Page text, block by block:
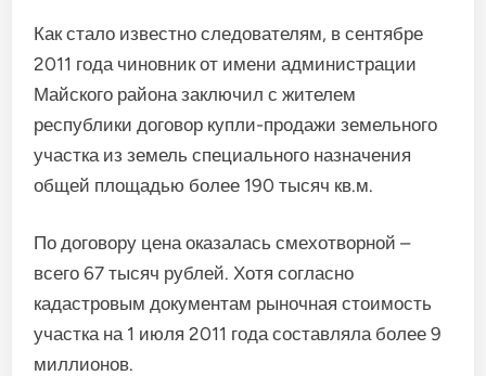
Как стало известно следователям, в сентябре
2011 года чиновник от имени администрации
Майского района заключил с жителем
республики договор купли-продажи земельного
участка из земель специального назначения
общей площадью более 190 тысяч кв.м.
По договору цена оказалась смехотворной –
всего 67 тысяч рублей. Хотя согласно
кадастровым документам рыночная стоимость
участка на 1 июля 2011 года составляла более 9
миллионов.